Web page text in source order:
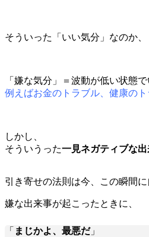
そういった「いい気分」なのか
「嫌な気分」＝波動が低い状態
例えばお金のトラブル、健康の
しかし、
そういうった一見ネガティブな
引き寄せの法則は今、この瞬間
嫌な出来事が起こったときに、
「 まじかよ、最悪だ」